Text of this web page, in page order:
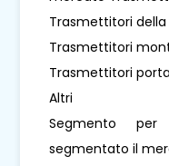
Trasmettitori
Trasmettitori
Trasmettitori
Altri
Segmento
segmentato il